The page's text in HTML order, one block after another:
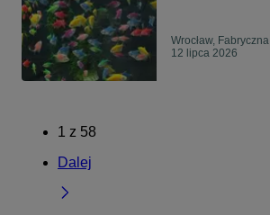
Wrocław, Fabryczna
12 lipca 2026
1 z 58
Dalej